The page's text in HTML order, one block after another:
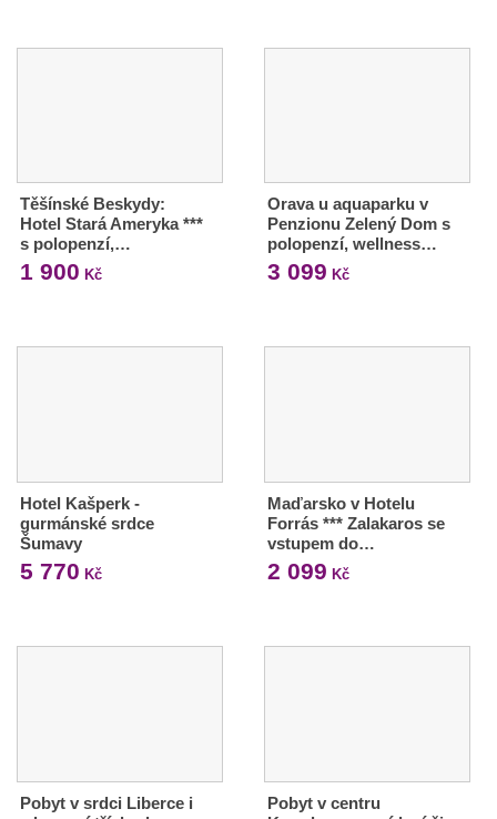
Těšínské Beskydy:
Hotel Stará Ameryka ***
s polopenzí,…
1 900 Kč
Orava u aquaparku v
Penzionu Zelený Dom s
polopenzí, wellness…
3 099 Kč
Hotel Kašperk -
gurmánské srdce
Šumavy
5 770 Kč
Maďarsko v Hotelu
Forrás *** Zalakaros se
vstupem do…
2 099 Kč
Pobyt v srdci Liberce i
Pobyt v centru